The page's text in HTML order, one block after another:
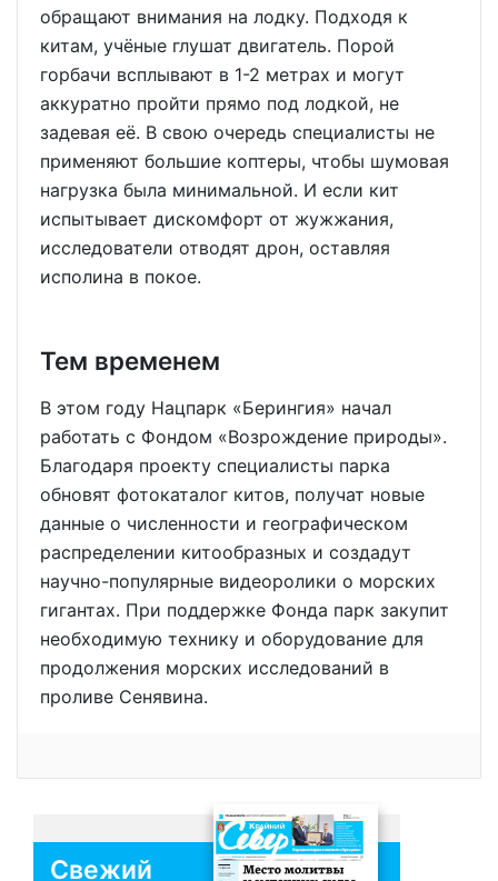
обращают внимания на лодку. Подходя к
китам, учёные глушат двигатель. Порой
горбачи всплывают в 1-2 метрах и могут
аккуратно пройти прямо под лодкой, не
задевая её. В свою очередь специалисты не
применяют большие коптеры, чтобы шумовая
нагрузка была минимальной. И если кит
испытывает дискомфорт от жужжания,
исследователи отводят дрон, оставляя
исполина в покое.
Тем временем
В этом году Нацпарк «Берингия» начал
работать с Фондом «Возрождение природы».
Благодаря проекту специалисты парка
обновят фотокаталог китов, получат новые
данные о численности и географическом
распределении китообразных и создадут
научно-популярные видеоролики о морских
гигантах. При поддержке Фонда парк закупит
необходимую технику и оборудование для
продолжения морских исследований в
проливе Сенявина.
Свежий